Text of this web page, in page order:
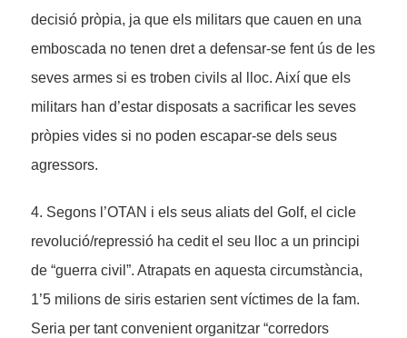
decisió pròpia, ja que els militars que cauen en una
emboscada no tenen dret a defensar-se fent ús de les
seves armes si es troben civils al lloc. Així que els
militars han d’estar disposats a sacrificar les seves
pròpies vides si no poden escapar-se dels seus
agressors.
4. Segons l’OTAN i els seus aliats del Golf, el cicle
revolució/repressió ha cedit el seu lloc a un principi
de “guerra civil”. Atrapats en aquesta circumstància,
1’5 milions de siris estarien sent víctimes de la fam.
Seria per tant convenient organitzar “corredors